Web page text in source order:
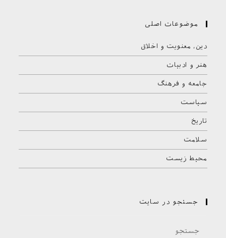
موضوعات اصلی
دین، معنویت و اخلاق
هنر و ادبیات
جامعه و فرهنگ
سیاست
تاریخ
سلامت
محیط زیست
جستجو در سایت